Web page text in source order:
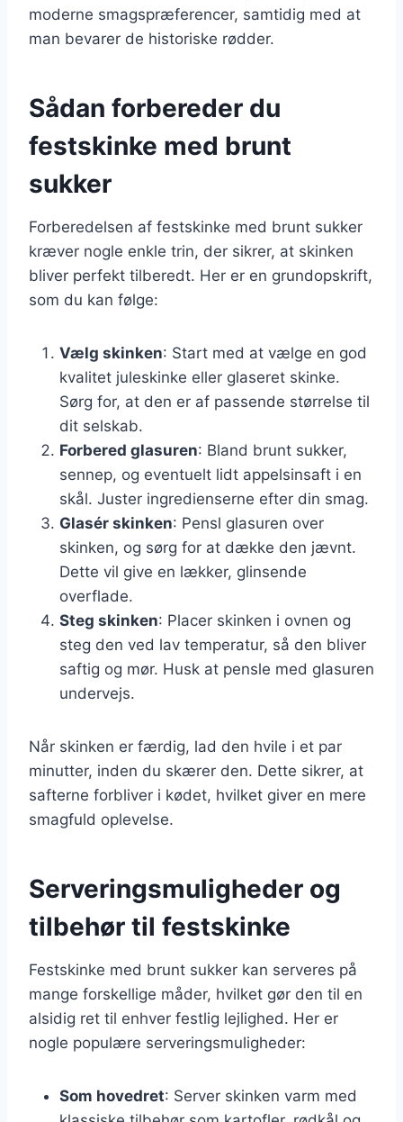
moderne smagspræferencer, samtidig med at
man bevarer de historiske rødder.
Sådan forbereder du
festskinke med brunt
sukker
Forberedelsen af festskinke med brunt sukker
kræver nogle enkle trin, der sikrer, at skinken
bliver perfekt tilberedt. Her er en grundopskrift,
som du kan følge:
Vælg skinken: Start med at vælge en god
kvalitet juleskinke eller glaseret skinke.
Sørg for, at den er af passende størrelse til
dit selskab.
Forbered glasuren: Bland brunt sukker,
sennep, og eventuelt lidt appelsinsaft i en
skål. Juster ingredienserne efter din smag.
Glasér skinken: Pensl glasuren over
skinken, og sørg for at dække den jævnt.
Dette vil give en lækker, glinsende
overflade.
Steg skinken: Placer skinken i ovnen og
steg den ved lav temperatur, så den bliver
saftig og mør. Husk at pensle med glasuren
undervejs.
Når skinken er færdig, lad den hvile i et par
minutter, inden du skærer den. Dette sikrer, at
safterne forbliver i kødet, hvilket giver en mere
smagfuld oplevelse.
Serveringsmuligheder og
tilbehør til festskinke
Festskinke med brunt sukker kan serveres på
mange forskellige måder, hvilket gør den til en
alsidig ret til enhver festlig lejlighed. Her er
nogle populære serveringsmuligheder:
Som hovedret: Server skinken varm med